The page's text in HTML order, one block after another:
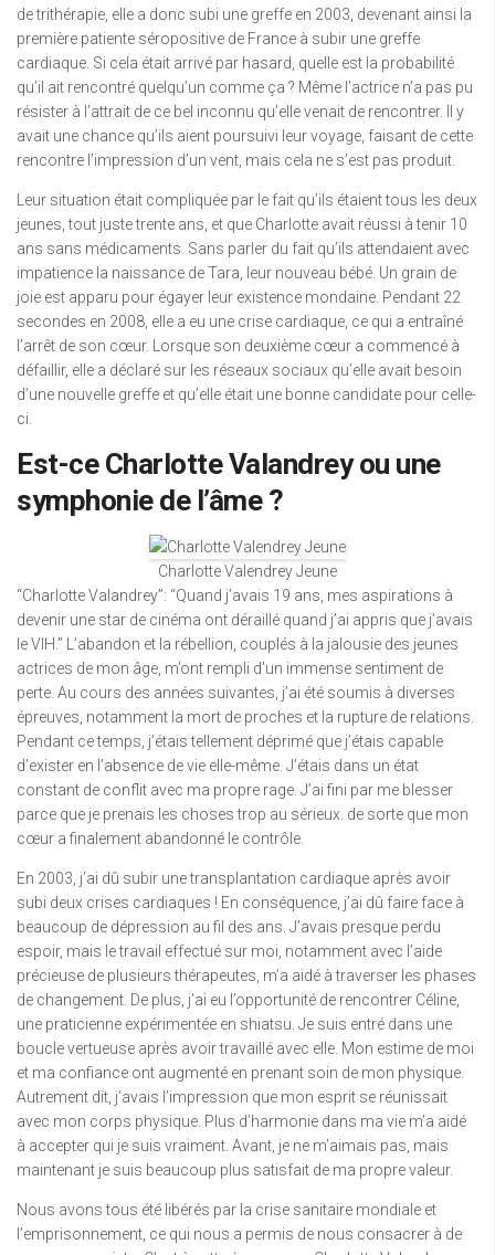
de trithérapie, elle a donc subi une greffe en 2003, devenant ainsi la
première patiente séropositive de France à subir une greffe
cardiaque. Si cela était arrivé par hasard, quelle est la probabilité
qu’il ait rencontré quelqu’un comme ça ? Même l’actrice n’a pas pu
résister à l’attrait de ce bel inconnu qu’elle venait de rencontrer. Il y
avait une chance qu’ils aient poursuivi leur voyage, faisant de cette
rencontre l’impression d’un vent, mais cela ne s’est pas produit.
Leur situation était compliquée par le fait qu’ils étaient tous les deux
jeunes, tout juste trente ans, et que Charlotte avait réussi à tenir 10
ans sans médicaments. Sans parler du fait qu’ils attendaient avec
impatience la naissance de Tara, leur nouveau bébé. Un grain de
joie est apparu pour égayer leur existence mondaine. Pendant 22
secondes en 2008, elle a eu une crise cardiaque, ce qui a entraîné
l’arrêt de son cœur. Lorsque son deuxième cœur a commencé à
défaillir, elle a déclaré sur les réseaux sociaux qu’elle avait besoin
d’une nouvelle greffe et qu’elle était une bonne candidate pour celle-
ci.
Est-ce Charlotte Valandrey ou une
symphonie de l’âme ?
Charlotte Valendrey Jeune
“Charlotte Valandrey”: “Quand j’avais 19 ans, mes aspirations à
devenir une star de cinéma ont déraillé quand j’ai appris que j’avais
le VIH.” L’abandon et la rébellion, couplés à la jalousie des jeunes
actrices de mon âge, m’ont rempli d’un immense sentiment de
perte. Au cours des années suivantes, j’ai été soumis à diverses
épreuves, notamment la mort de proches et la rupture de relations.
Pendant ce temps, j’étais tellement déprimé que j’étais capable
d’exister en l’absence de vie elle-même. J’étais dans un état
constant de conflit avec ma propre rage. J’ai fini par me blesser
parce que je prenais les choses trop au sérieux. de sorte que mon
cœur a finalement abandonné le contrôle.
En 2003, j’ai dû subir une transplantation cardiaque après avoir
subi deux crises cardiaques ! En conséquence, j’ai dû faire face à
beaucoup de dépression au fil des ans. J’avais presque perdu
espoir, mais le travail effectué sur moi, notamment avec l’aide
précieuse de plusieurs thérapeutes, m’a aidé à traverser les phases
de changement. De plus, j’ai eu l’opportunité de rencontrer Céline,
une praticienne expérimentée en shiatsu. Je suis entré dans une
boucle vertueuse après avoir travaillé avec elle. Mon estime de moi
et ma confiance ont augmenté en prenant soin de mon physique.
Autrement dit, j’avais l’impression que mon esprit se réunissait
avec mon corps physique. Plus d’harmonie dans ma vie m’a aidé
à accepter qui je suis vraiment. Avant, je ne m’aimais pas, mais
maintenant je suis beaucoup plus satisfait de ma propre valeur.
Nous avons tous été libérés par la crise sanitaire mondiale et
l’emprisonnement, ce qui nous a permis de nous consacrer à de